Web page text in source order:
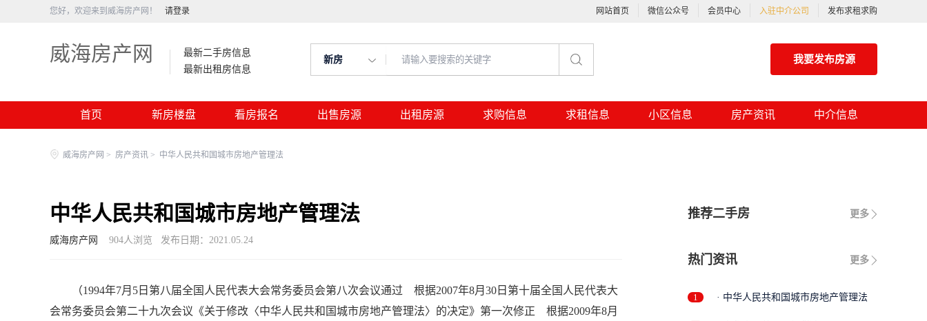
您好，欢迎来到威海房产网！ 请登录 网站首页 微信公众号 会员中心 入驻中介公司 发布求租求购
威海房产网
最新二手房信息
最新出租房信息
新房 我要发布房源
首页 新房楼盘 看房报名 出售房源 出租房源 求购信息 求租信息 小区信息 房产资讯 中介信息
威海房产网 > 房产资讯 > 中华人民共和国城市房地产管理法
中华人民共和国城市房地产管理法
威海房产网 904人浏览 发布日期：2021.05.24
（1994年7月5日第八届全国人民代表大会常务委员会第八次会议通过 根据2007年8月30日第十届全国人民代表大
会常务委员会第二十九次会议《关于修改〈中华人民共和国城市房地产管理法〉的决定》第一次修正 根据2009年8月
更多
推荐二手房
更多
热门资讯
1 · 中华人民共和国城市房地产管理法